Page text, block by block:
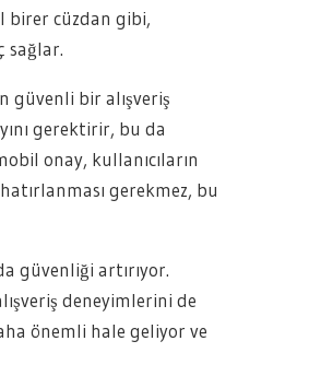
birer cüzdan gibi,
sağlar.
güvenli bir alışveriş
gerektirir, bu da
onay, kullanıcıların
gerekmez, bu
güvenliği artırıyor.
deneyimlerini de
önemli hale geliyor ve